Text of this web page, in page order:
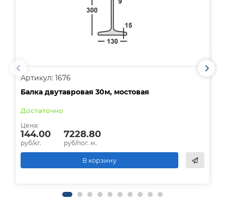
Артикул: 1676
Балка двутавровая 30м, мостовая
Достаточно
Цена:
144.00
руб/кг.
7228.80
руб/пог. м.
В корзину